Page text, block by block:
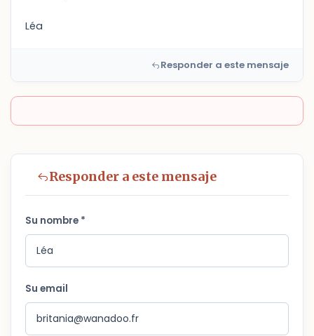
Léa
Responder a este mensaje
Responder a este mensaje
Su nombre *
Su email